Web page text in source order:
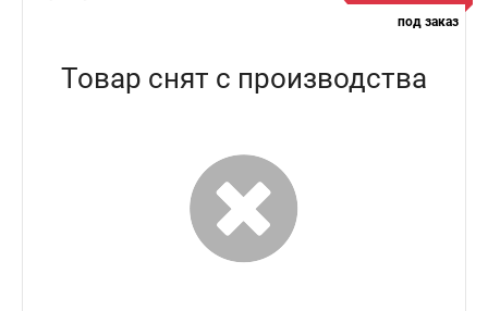
под заказ
Товар снят с производства